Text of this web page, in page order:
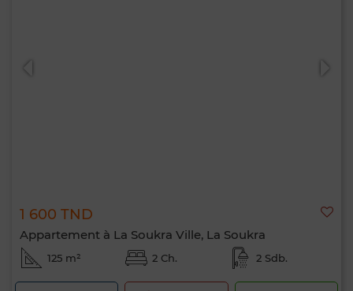
1 600 TND
Appartement à La Soukra Ville, La Soukra
125 m² 2 Ch. 2 Sdb.